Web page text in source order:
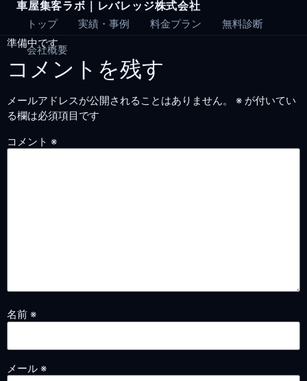
Skip
content
車屋集客ラボ｜レバレッジ株式会社
トップ 実績・事例 料金プラン
無料診断
会社概要
準備中です。
コメントを残す
メールアドレスが公開されることはありません。 ※ が付いてい
る欄は必須項目です
コメント ※
名前 ※
メール ※